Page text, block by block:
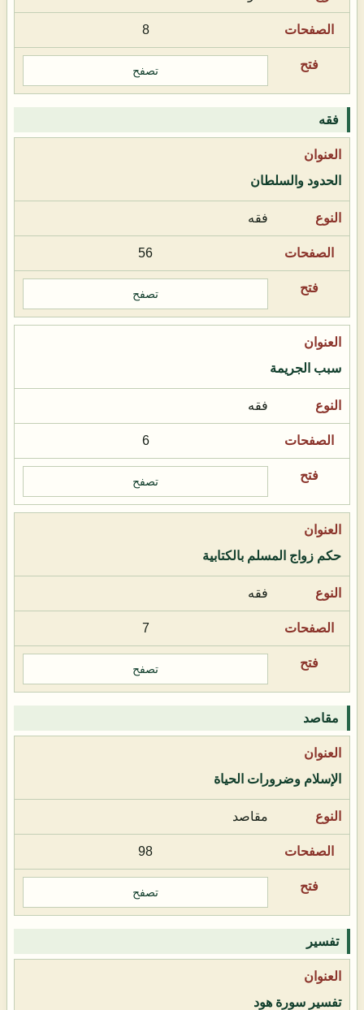
8
تصفح
فقه
الحدود والسلطان
فقه
56
تصفح
سبب الجريمة
فقه
6
تصفح
حكم زواج المسلم بالكتابية
فقه
7
تصفح
مقاصد
الإسلام وضرورات الحياة
مقاصد
98
تصفح
تفسير
تفسير سورة هود